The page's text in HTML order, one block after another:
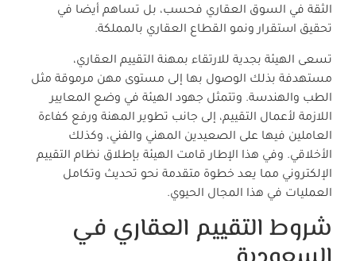
الثقة في السوق العقاري فحسب، بل تساهم أيضا في
تحقيق استقرار ونمو القطاع العقاري بالمملكة.
تسعى الهيئة بجدية للارتقاء بمهنة التقييم العقاري،
مستهدفة بذلك الوصول بها إلى مستوى مهن مرموقة مثل
الطب والهندسة. وتتمثل جهود الهيئة في وضع المعايير
اللازمة لأعمال التقييم، إلى جانب تطوير المهنة ورفع كفاءة
العاملين فيها على الصعيدين المهني والفني، وكذلك
الأخلاقي. وفي هذا الإطار قامت الهيئة بإطلاق نظام التقييم
الإلكتروني مما يعد خطوة متقدمة نحو تحديث وتكامل
العمليات في هذا المجال الحيوي.
شروط التقييم العقاري في